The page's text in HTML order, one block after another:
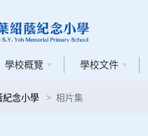
學校概覽 學校文件
紀念小學 相片集